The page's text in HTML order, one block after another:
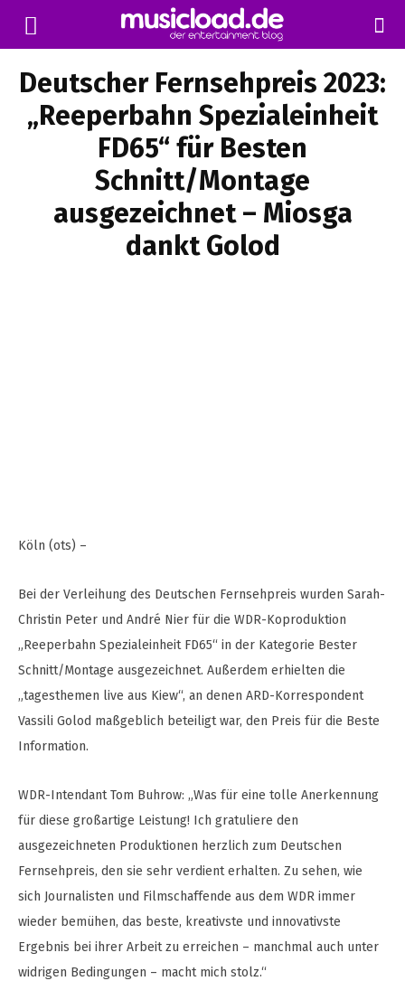
Deutscher Fernsehpreis 2023:
„Reeperbahn Spezialeinheit
FD65“ für Besten
Schnitt/Montage
ausgezeichnet – Miosga
dankt Golod
Köln (ots) –
Bei der Verleihung des Deutschen Fernsehpreis wurden Sarah-
Christin Peter und André Nier für die WDR-Koproduktion
„Reeperbahn Spezialeinheit FD65“ in der Kategorie Bester
Schnitt/Montage ausgezeichnet. Außerdem erhielten die
„tagesthemen live aus Kiew“, an denen ARD-Korrespondent
Vassili Golod maßgeblich beteiligt war, den Preis für die Beste
Information.
WDR-Intendant Tom Buhrow: „Was für eine tolle Anerkennung
für diese großartige Leistung! Ich gratuliere den
ausgezeichneten Produktionen herzlich zum Deutschen
Fernsehpreis, den sie sehr verdient erhalten. Zu sehen, wie
sich Journalisten und Filmschaffende aus dem WDR immer
wieder bemühen, das beste, kreativste und innovativste
Ergebnis bei ihrer Arbeit zu erreichen – manchmal auch unter
widrigen Bedingungen – macht mich stolz.“